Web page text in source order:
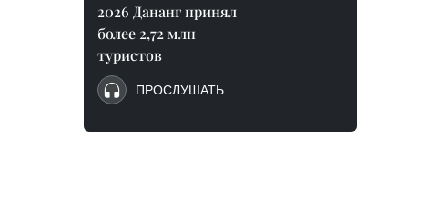
2026 Дананг принял
более 2,72 млн
туристов
ПРОСЛУШАТЬ